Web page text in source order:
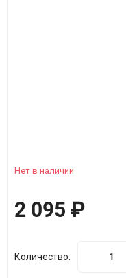
Нет в наличии
2 095 ₽
Количество: